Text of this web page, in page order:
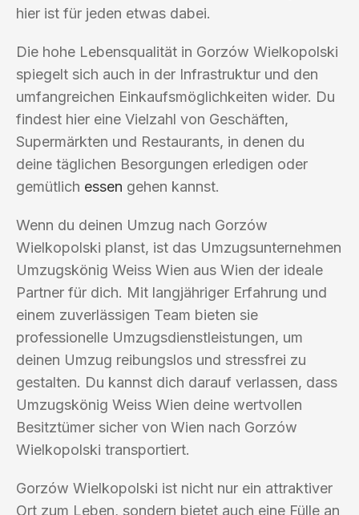
hier ist für jeden etwas dabei.
Die hohe Lebensqualität in Gorzów Wielkopolski
spiegelt sich auch in der Infrastruktur und den
umfangreichen Einkaufsmöglichkeiten wider. Du
findest hier eine Vielzahl von Geschäften,
Supermärkten und Restaurants, in denen du
deine täglichen Besorgungen erledigen oder
gemütlich essen gehen kannst.
Wenn du deinen Umzug nach Gorzów
Wielkopolski planst, ist das Umzugsunternehmen
Umzugskönig Weiss Wien aus Wien der ideale
Partner für dich. Mit langjähriger Erfahrung und
einem zuverlässigen Team bieten sie
professionelle Umzugsdienstleistungen, um
deinen Umzug reibungslos und stressfrei zu
gestalten. Du kannst dich darauf verlassen, dass
Umzugskönig Weiss Wien deine wertvollen
Besitztümer sicher von Wien nach Gorzów
Wielkopolski transportiert.
Gorzów Wielkopolski ist nicht nur ein attraktiver
Ort zum Leben, sondern bietet auch eine Fülle an